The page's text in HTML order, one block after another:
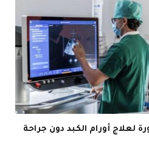
لعلاج أورام الكبد دون جراحة